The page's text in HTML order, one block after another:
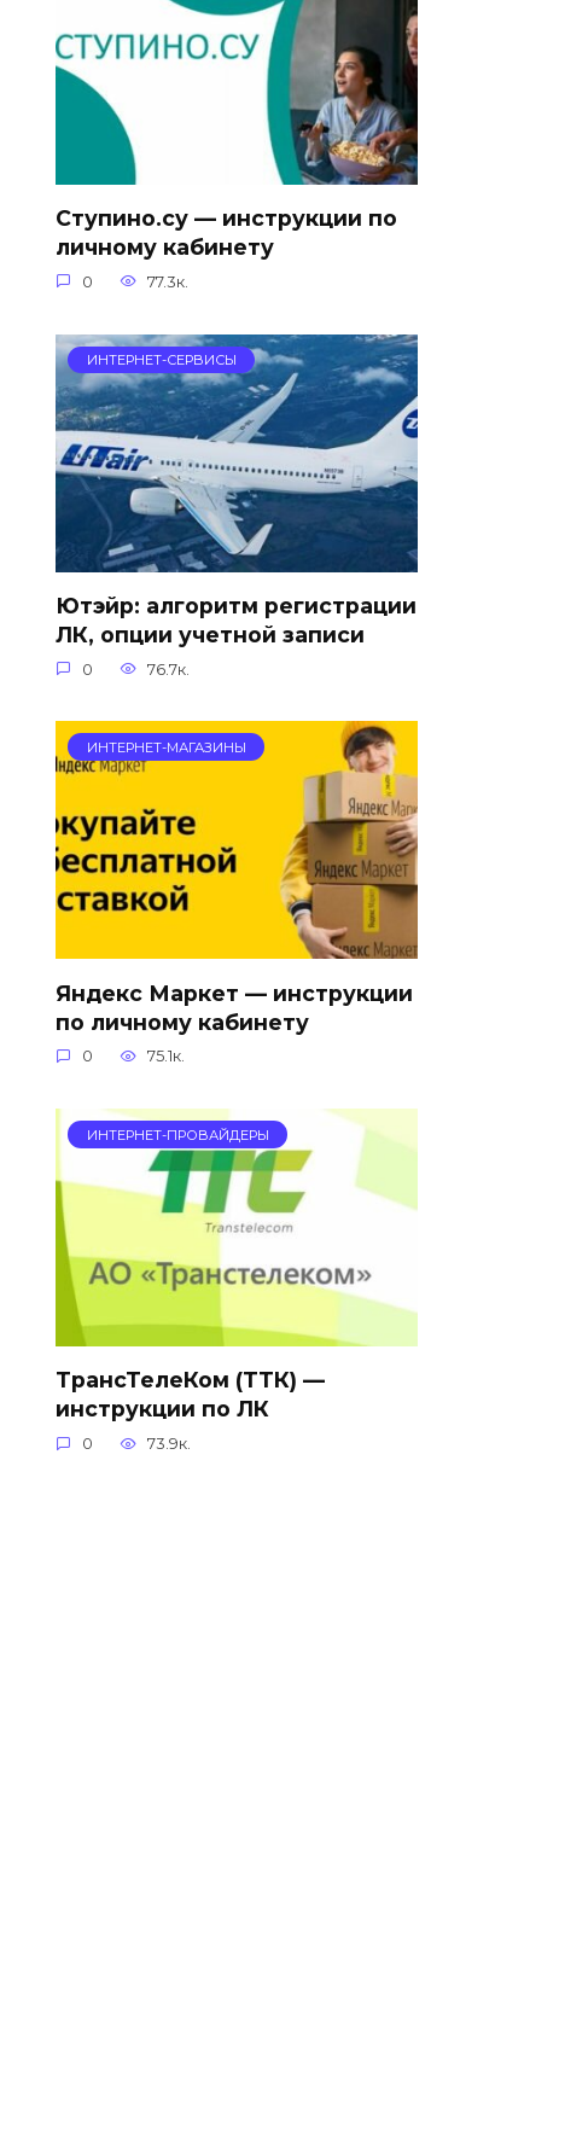
Ступино.су — инструкции по
личному кабинету
0 77.3к.
ИНТЕРНЕТ-СЕРВИСЫ
Ютэйр: алгоритм регистрации
ЛК, опции учетной записи
0 76.7к.
ИНТЕРНЕТ-МАГАЗИНЫ
Яндекс Маркет — инструкции
по личному кабинету
0 75.1к.
ИНТЕРНЕТ-ПРОВАЙДЕРЫ
ТрансТелеКом (ТТК) —
инструкции по ЛК
0 73.9к.